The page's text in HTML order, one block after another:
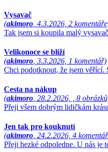
Vysavač
(akimoro , 4.3.2026, 2
Tak jsem si koupila malý
Velikonoce se blíží
(akimoro , 3.3.2026, 1 komentář)
Chci podotknout, že jsem věřící.
Cesta na nákup
(akimoro , 28.2.2026, , 8
Přeji všem dobrým lidičkám
Jen tak pro kouknutí
(akimoro , 24.2.2026, 4
Přeji hezké odpoledne. U nás je